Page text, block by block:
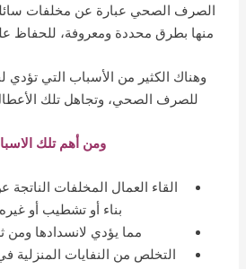
الصرف الصحي عبارة عن مخلفات سائلة أو
منها بطرق محددة ومعروفة، للحفاظ على
وهناك الكثير من الأسباب التي تؤدي
للصرف الصحي، وتجاهل تلك الأعطال
ومن أهم تلك الاسباب:
القاء العمال المخلفات الناتجة عن
بناء أو تشطيب أو غيره في
مما يؤدي لانسدادها ومن ثم
التخلص من النفايات المنزلية في